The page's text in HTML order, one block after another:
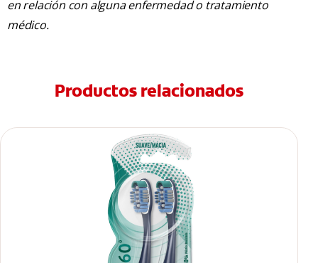
en relación con alguna enfermedad o tratamiento
médico.
Productos relacionados